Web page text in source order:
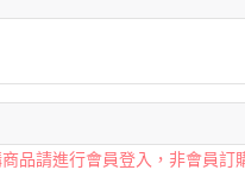
品請進行會員登入，非會員訂